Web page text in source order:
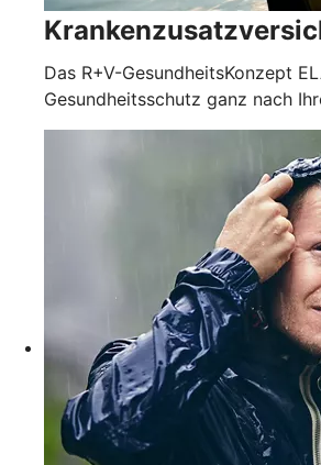
Das R+V-GesundheitsKonzept
Gesundheitsschutz ganz nach